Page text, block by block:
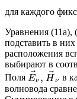
для каждого
Уравнения (11а),
подставить в
расположения
выбирают в
Поля E⃗ν , H⃗ν в
волновода